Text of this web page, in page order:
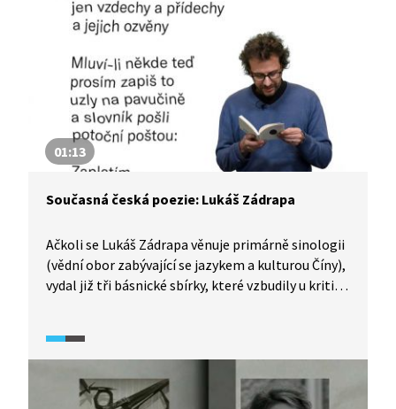
01:13
Současná česká poezie: Lukáš Zádrapa
Ačkoli se Lukáš Zádrapa věnuje primárně sinologii
(vědní obor zabývající se jazykem a kulturou Číny),
vydal již tři básnické sbírky, které vzbudily u kritiků